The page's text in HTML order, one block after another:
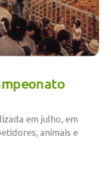
em julho, em
animais e